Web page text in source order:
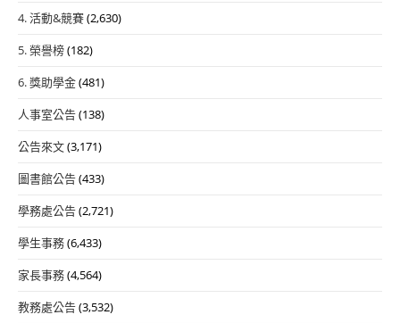
4. 活動&競賽(2,630)
5. 榮譽榜(182)
6. 獎助學金(481)
人事室公告(138)
公告來文(3,171)
圖書館公告(433)
學務處公告(2,721)
學生事務(6,433)
家長事務(4,564)
教務處公告(3,532)